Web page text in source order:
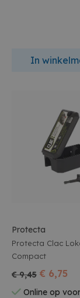
In
Protecta
Protecta Clac
Compact
€ 9,45 € 6,75
Online op